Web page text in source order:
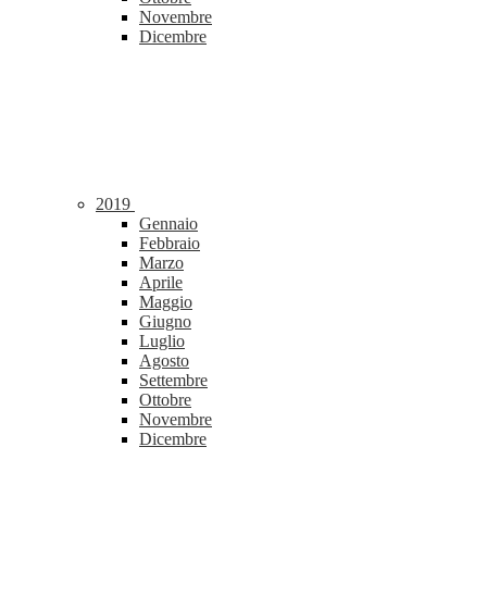
Novembre
Dicembre
2019
Gennaio
Febbraio
Marzo
Aprile
Maggio
Giugno
Luglio
Agosto
Settembre
Ottobre
Novembre
Dicembre